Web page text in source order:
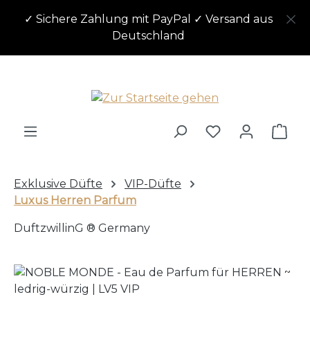
Zum Hauptinhalt springen
✓ Sichere Zahlung mit PayPal ✓ Versand aus
Deutschland
Exklusive Düfte
VIP-Düfte
Luxus Herren Parfum
DuftzwillinG ® Germany
Bildergalerie überspringen